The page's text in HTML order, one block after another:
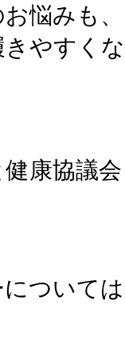
悩みも
やすく
健康協議
ついて